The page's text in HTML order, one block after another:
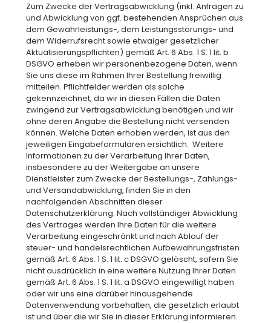
Zum Zwecke der Vertragsabwicklung (inkl. Anfragen zu
und Abwicklung von ggf. bestehenden Ansprüchen aus
dem Gewährleistungs-, dem Leistungsstörungs- und
dem Widerrufsrecht sowie etwaiger gesetzlicher
Aktualisierungspflichten) gemäß Art. 6 Abs. 1 S. 1 lit. b
DSGVO erheben wir personenbezogene Daten, wenn
Sie uns diese im Rahmen Ihrer Bestellung freiwillig
mitteilen. Pflichtfelder werden als solche
gekennzeichnet, da wir in diesen Fällen die Daten
zwingend zur Vertragsabwicklung benötigen und wir
ohne deren Angabe die Bestellung nicht versenden
können. Welche Daten erhoben werden, ist aus den
jeweiligen Eingabeformularen ersichtlich. Weitere
Informationen zu der Verarbeitung Ihrer Daten,
insbesondere zu der Weitergabe an unsere
Dienstleister zum Zwecke der Bestellungs-, Zahlungs-
und Versandabwicklung, finden Sie in den
nachfolgenden Abschnitten dieser
Datenschutzerklärung. Nach vollständiger Abwicklung
des Vertrages werden Ihre Daten für die weitere
Verarbeitung eingeschränkt und nach Ablauf der
steuer- und handelsrechtlichen Aufbewahrungsfristen
gemäß Art. 6 Abs. 1 S. 1 lit. c DSGVO gelöscht, sofern Sie
nicht ausdrücklich in eine weitere Nutzung Ihrer Daten
gemäß Art. 6 Abs. 1 S. 1 lit. a DSGVO eingewilligt haben
oder wir uns eine darüber hinausgehende
Datenverwendung vorbehalten, die gesetzlich erlaubt
ist und über die wir Sie in dieser Erklärung informieren.